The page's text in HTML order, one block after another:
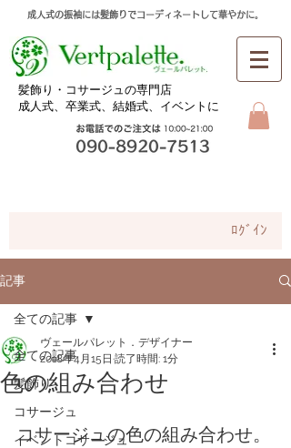
成人式の振袖には髪飾りでコーディネートして華やかに。
​髪飾り・コサージュの専門店
成人式、卒業式、 結婚式、イベントに
ﾛｸﾞｲﾝ
記事
全ての記事
髪飾り
コサージュ
イベントコサージュ
全ての記事
色の組み合わせ
ヴェールパレット．デザイナー
2018年4月15日 読了時間: 1分
コサージュの色の組み合わせ。